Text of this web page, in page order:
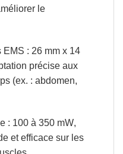
le
EMS : 26 mm x 14
précise aux
(ex. : abdomen,
: 100 à 350 mW,
et efficace sur les